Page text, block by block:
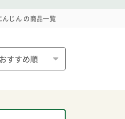
んじん の商品一覧